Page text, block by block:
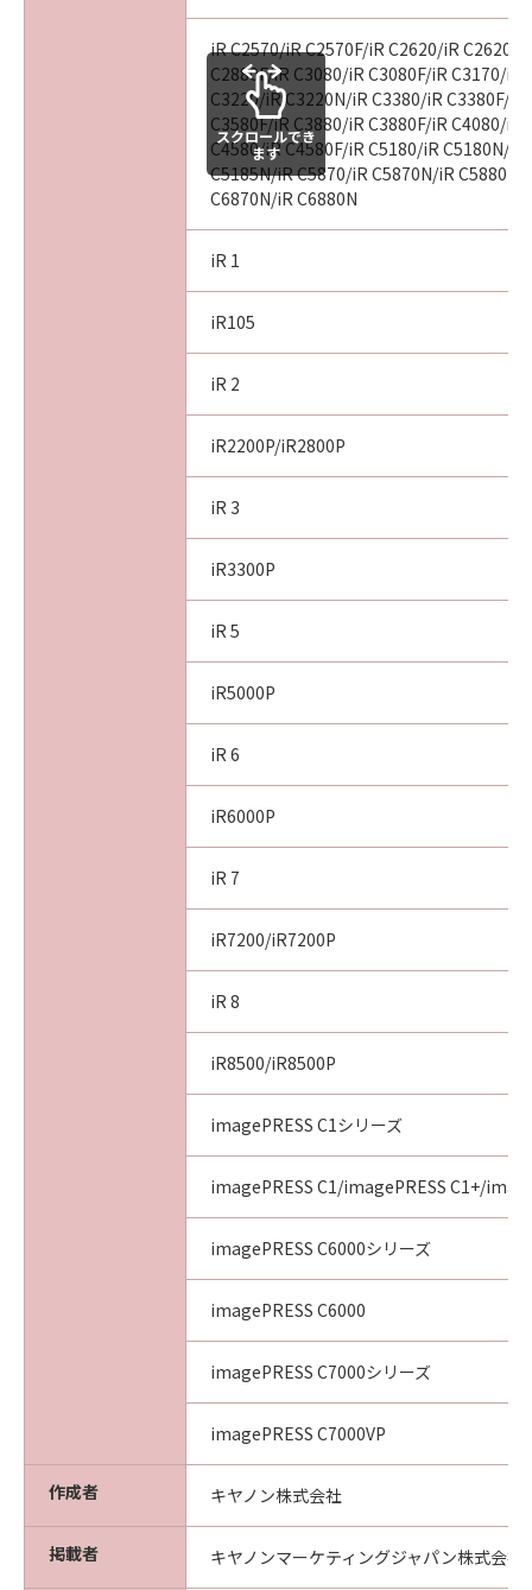
SUBSIDIARIES AND AFFILIATES, THEIR
DISTRIBUTORS, DEALERS AND CANON'S
LICENSORS FROM ANY AND ALL LIABILITY
ARISING FROM OR RELATED TO ALL CLAIMS
CONCERNING THE SOFTWARE OR ITS USE.
This Agreement is effective upon your
acceptance hereof by clicking the button
indicating your acceptance as stated below or
installing the Software and remains in effect
until terminated. You may terminate this
Agreement by destroying the Software
including any and all copies thereof.
This Agreement shall also terminate if you fail
to comply with any terms hereof. Upon
termination of this Agreement, in addition to
Canon enforcing its respective legal rights,
you must then promptly destroy the
Notwithstanding the foregoing, Sections 4,
and 7 through 11 shall survive any termination
of this Agreement.
9. U.S. GOVERNMENT RESTRICTED RIGHTS
The Software is a "commercial item," as that
term is defined at 48 C.F.R. 2.101 (October
1995), consisting of "commercial computer
software" and "commercial computer
used in 48 C.F.R. 12.212 (September 1995).
Consistent with 48 C.F.R. 12.212 and 48 C.F.R.
all U.S. Government End Users shall acquire
the Software with only those rights set forth
herein. Manufacturer is Canon Inc./30-2,
Shimomaruko 3-chome, Ohta-ku, Tokyo 146-
10. SEVERABILITY
In the event that any section hereof is
declared or found to be illegal by any court or
tribunal of competent jurisdiction, such
section shall be null and void with respect to
the jurisdiction of that court or tribunal and
all the remaining provisions hereof shall
11. ACKNOWLEDGEMENT
BY CLICKING THE BUTTON INDICATING
YOUR ACCEPTANCE AS STATED BELOW OR
INSTALLING THE SOFTWARE, YOU
ACKNOWLEDGE THAT YOU HAVE READ THIS
AGREEMENT, UNDERSTOOD IT, AND AGREE
TO BE BOUND BY ITS TERMS AND
CONDITIONS. YOU ALSO AGREE THAT THIS
AGREEMENT IS THE COMPLETE AND
iR C2570/iR C2570F/iR C2620/iR
C2880F/iR C3080/iR C3080F/iR C3170/iR
C3220/iR C3220N/iR C3380/iR C3380F/iR
C3580F/iR C3880/iR C3880F/iR C4080/iR
C4580/iR C4580F/iR C5180/iR C5180N/iR
C5185N/iR C5870/iR C5870N/iR C5880N/
C6870N/iR C6880N
iR 1
iR105
iR 2
iR2200P/iR2800P
iR 3
iR3300P
iR 5
iR5000P
iR 6
iR6000P
iR 7
iR7200/iR7200P
iR 8
iR8500/iR8500P
imagePRESS C1シリーズ
imagePRESS C1/imagePRESS C1+/
imagePRESS C6000シリーズ
imagePRESS C6000
imagePRESS C7000シリーズ
imagePRESS C7000VP
作成者 キヤノン株式会社
掲載者 キヤノンマーケティングジャパン株式会社
スクロールでき
ます